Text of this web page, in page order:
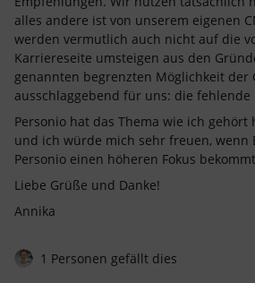
alles andere ist von unserem eigenen
werden vermutlich auch nicht auf die
Karriereseite umsteigen aus den
genannten begrenzten Möglichkeit der
ausschlaggebend für uns: die
Personio hat das Thema wie ich gehört
und ich würde mich sehr freuen,
Personio einen höheren Fokus
Liebe Grüße und Danke!
Annika
1 Personen gefällt dies